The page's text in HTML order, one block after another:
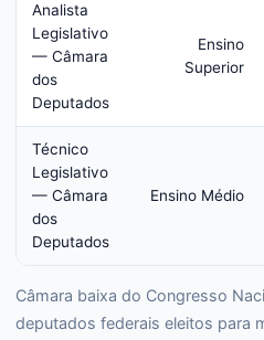
Analista
Legislativo
— Câmara
dos
Deputados
Ensino
Superior
Técnico
Legislativo
— Câmara
dos
Deputados
Ensino Médio
Câmara baixa do Congresso
deputados federais eleitos para